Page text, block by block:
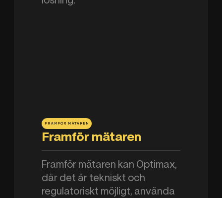
FRAMFÖR MÄTAREN
Framför mätaren
Framför mätaren kan Optimax,
där det är tekniskt och
regulatoriskt möjligt, använda